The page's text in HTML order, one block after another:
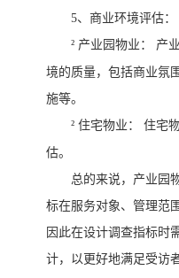
5、 商业环境评估：
² 产业园物业： 产
境的质量，包括商业氛
施等。
² 住宅物业： 住宅
估。
总的来说，产业园
标在服务对象、管理范
因此在设计调查指标时
计，以更好地满足受访